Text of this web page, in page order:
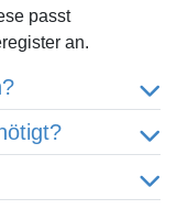
passt
an.